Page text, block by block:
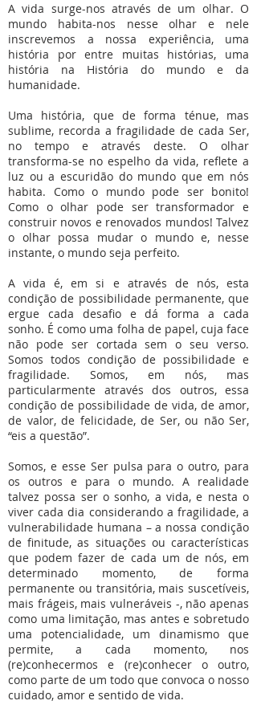
A vida surge-nos através de um olhar. O
mundo habita-nos nesse olhar e nele
inscrevemos a nossa experiência, uma
história por entre muitas histórias, uma
história na História do mundo e da
humanidade.
Uma história, que de forma ténue, mas
sublime, recorda a fragilidade de cada Ser,
no tempo e através deste. O olhar
transforma-se no espelho da vida, reflete a
luz ou a escuridão do mundo que em nós
habita. Como o mundo pode ser bonito!
Como o olhar pode ser transformador e
construir novos e renovados mundos! Talvez
o olhar possa mudar o mundo e, nesse
instante, o mundo seja perfeito.
A vida é, em si e através de nós, esta
condição de possibilidade permanente, que
ergue cada desafio e dá forma a cada
sonho. É como uma folha de papel, cuja face
não pode ser cortada sem o seu verso.
Somos todos condição de possibilidade e
fragilidade. Somos, em nós, mas
particularmente através dos outros, essa
condição de possibilidade de vida, de amor,
de valor, de felicidade, de Ser, ou não Ser,
“eis a questão”.
Somos, e esse Ser pulsa para o outro, para
os outros e para o mundo. A realidade
talvez possa ser o sonho, a vida, e nesta o
viver cada dia considerando a fragilidade, a
vulnerabilidade humana – a nossa condição
de finitude, as situações ou características
que podem fazer de cada um de nós, em
determinado momento, de forma
permanente ou transitória, mais suscetíveis,
mais frágeis, mais vulneráveis -, não apenas
como uma limitação, mas antes e sobretudo
uma potencialidade, um dinamismo que
permite, a cada momento, nos
(re)conhecermos e (re)conhecer o outro,
como parte de um todo que convoca o nosso
cuidado, amor e sentido de vida.